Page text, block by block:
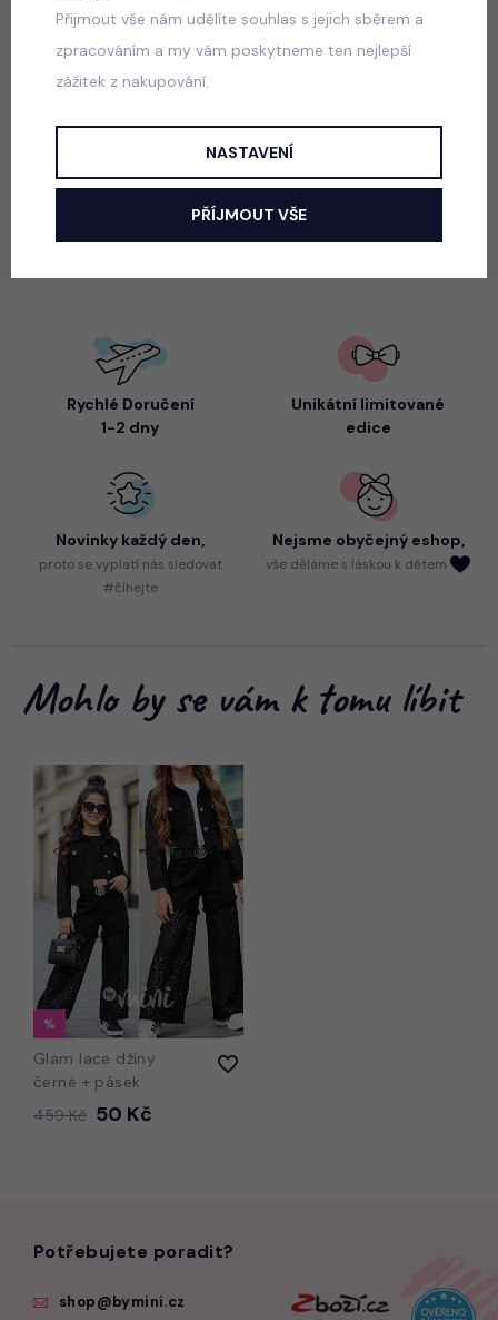
Stylová crop denim bunda s krajkovými rukávy.
Přidat mezi oblíbené Mám dotaz Sdílet
Rychlé Doručení
1-2 dny
Unikátní limitované
edice
Novinky každý den,
protose vyplatí nás sledovat
#číhejte
Nejsme obyčejný eshop,
vše děláme s láskou k dětem
Mohlo by se vám k tomu líbit
Glam lace džíny
černé + pásek
459 Kč 50 Kč
Potřebujete poradit?
shop@bymini.cz
Přijmout vše nám udělíte souhlas s jejich sběrem a
zpracováním a my vám poskytneme ten nejlepší
zážitek z nakupování.
NASTAVENÍ
PŘÍJMOUT VŠE